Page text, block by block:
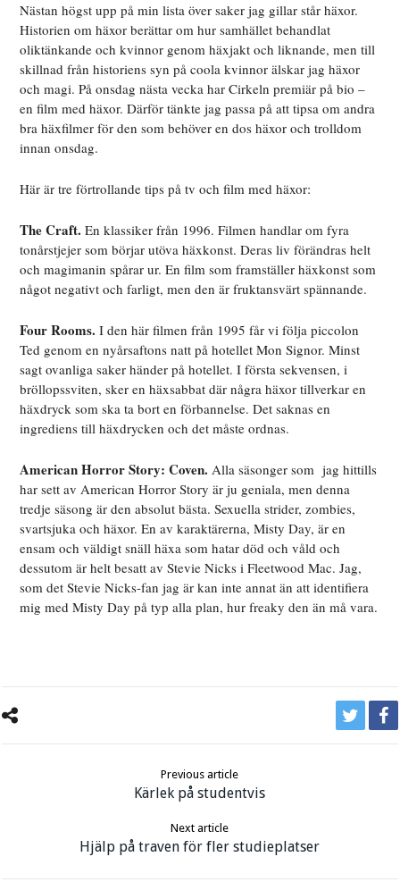
Nästan högst upp på min lista över saker jag gillar står häxor.
Historien om häxor berättar om hur samhället behandlat
oliktänkande och kvinnor genom häxjakt och liknande, men till
skillnad från historiens syn på coola kvinnor älskar jag häxor
och magi. På onsdag nästa vecka har Cirkeln premiär på bio –
en film med häxor. Därför tänkte jag passa på att tipsa om andra
bra häxfilmer för den som behöver en dos häxor och trolldom
innan onsdag.
Här är tre förtrollande tips på tv och film med häxor:
The Craft. En klassiker från 1996. Filmen handlar om fyra
tonårstjejer som börjar utöva häxkonst. Deras liv förändras helt
och magimanin spårar ur. En film som framställer häxkonst som
något negativt och farligt, men den är fruktansvärt spännande.
Four Rooms. I den här filmen från 1995 får vi följa piccolon
Ted genom en nyårsaftons natt på hotellet Mon Signor. Minst
sagt ovanliga saker händer på hotellet. I första sekvensen, i
bröllopssviten, sker en häxsabbat där några häxor tillverkar en
häxdryck som ska ta bort en förbannelse. Det saknas en
ingrediens till häxdrycken och det måste ordnas.
American Horror Story: Coven. Alla säsonger som jag hittills
har sett av American Horror Story är ju geniala, men denna
tredje säsong är den absolut bästa. Sexuella strider, zombies,
svartsjuka och häxor. En av karaktärerna, Misty Day, är en
ensam och väldigt snäll häxa som hatar död och våld och
dessutom är helt besatt av Stevie Nicks i Fleetwood Mac. Jag,
som det Stevie Nicks-fan jag är kan inte annat än att identifiera
mig med Misty Day på typ alla plan, hur freaky den än må vara.
Previous article
Kärlek på studentvis
Next article
Hjälp på traven för fler studieplatser